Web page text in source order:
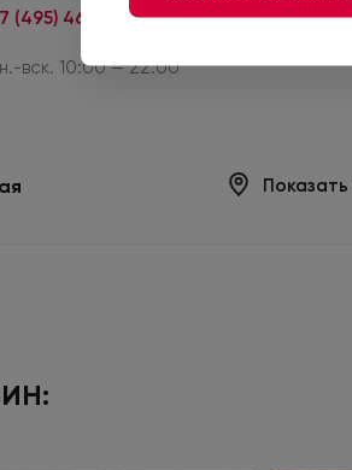
(495) 461-00-24
вск. 10:00 — 22:00